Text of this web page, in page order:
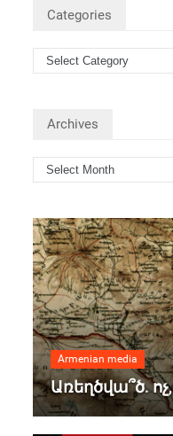
Categories
Archives
Armenian media
Առեղծվա՞ծ.